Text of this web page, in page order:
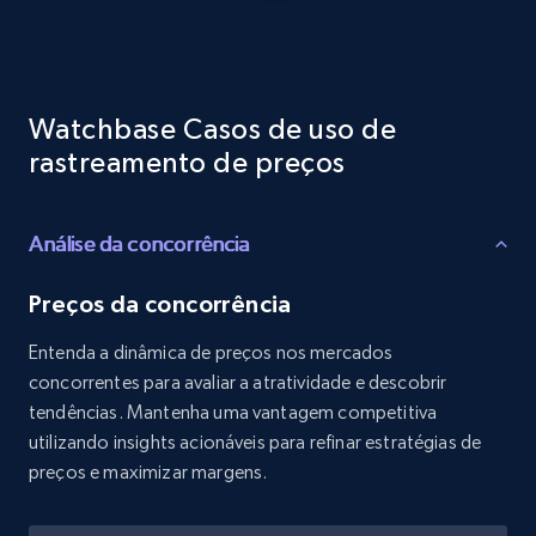
URL, Product id, Listing inventory id, Title, Rating,
price, and more.
1.9K+ 323+ Comece agora
Amazon products search
Watchbase Casos de uso de
rastreamento de preços
Análise da concorrência
Preços da concorrência
Entenda a dinâmica de preços nos mercados
concorrentes para avaliar a atratividade e descobrir
tendências. Mantenha uma vantagem competitiva
utilizando insights acionáveis para refinar estratégias de
preços e maximizar margens.